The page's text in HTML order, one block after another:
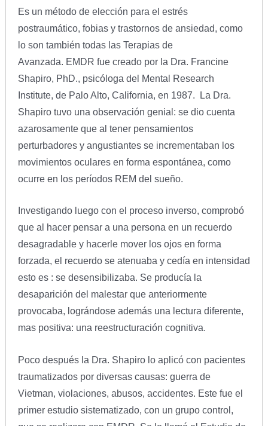
Es un método de elección para el estrés
postraumático, fobias y trastornos de ansiedad, como
lo son también todas las Terapias de
Avanzada. EMDR fue creado por la Dra. Francine
Shapiro, PhD., psicóloga del Mental Research
Institute, de Palo Alto, California, en 1987. La Dra.
Shapiro tuvo una observación genial: se dio cuenta
azarosamente que al tener pensamientos
perturbadores y angustiantes se incrementaban los
movimientos oculares en forma espontánea, como
ocurre en los períodos REM del sueño.
Investigando luego con el proceso inverso, comprobó
que al hacer pensar a una persona en un recuerdo
desagradable y hacerle mover los ojos en forma
forzada, el recuerdo se atenuaba y cedía en intensidad
esto es : se desensibilizaba. Se producía la
desaparición del malestar que anteriormente
provocaba, lográndose además una lectura diferente,
mas positiva: una reestructuración cognitiva.
Poco después la Dra. Shapiro lo aplicó con pacientes
traumatizados por diversas causas: guerra de
Vietman, violaciones, abusos, accidentes. Este fue el
primer estudio sistematizado, con un grupo control,